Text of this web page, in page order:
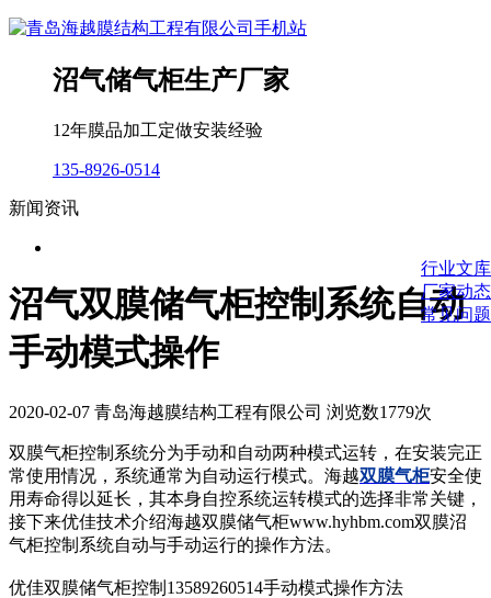
沼气储气柜生产厂家
12年膜品加工定做安装经验
135-8926-0514
新闻资讯
行业文库
厂家动态
常见问题
沼气双膜储气柜控制系统自动
手动模式操作
2020-02-07 青岛海越膜结构工程有限公司 浏览数1779次
双膜气柜控制系统分为手动和自动两种模式运转，在安装完正
常使用情况，系统通常为自动运行模式。海越双膜气柜安全使
用寿命得以延长，其本身自控系统运转模式的选择非常关键，
接下来优佳技术介绍海越双膜储气柜www.hyhbm.com双膜沼
气柜控制系统自动与手动运行的操作方法。
优佳双膜储气柜控制13589260514手动模式操作方法